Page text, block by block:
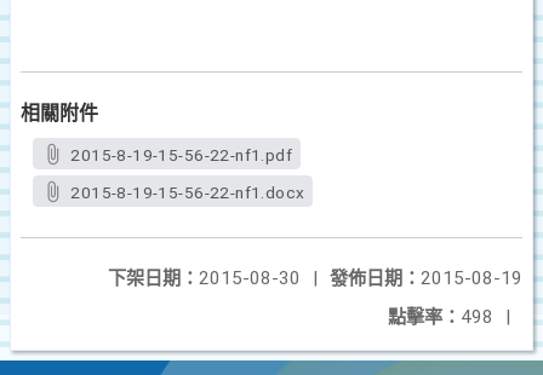
相關附件
2015-8-19-15-56-22-nf1.pdf
2015-8-19-15-56-22-nf1.docx
發佈日期： 2015-08-19
下架日期： 2015-08-30
|
點擊率： 498 |